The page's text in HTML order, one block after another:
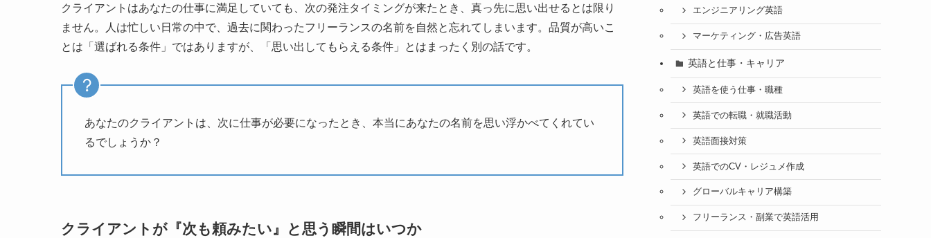
クライアントはあなたの仕事に満足していても、次の発注タイミングが来たとき、真っ先に思い出せるとは限り
ません。人は忙しい日常の中で、過去に関わったフリーランスの名前を自然と忘れてしまいます。品質が高いこ
とは「選ばれる条件」ではありますが、「思い出してもらえる条件」とはまったく別の話です。
あなたのクライアントは、次に仕事が必要になったとき、本当にあなたの名前を思い浮かべてくれてい
るでしょうか？
クライアントが『次も頼みたい』と思う瞬間はいつか
エンジニアリング英語
マーケティング・広告英語
英語と仕事・キャリア
英語を使う仕事・職種
英語での転職・就職活動
英語面接対策
英語でのCV・レジュメ作成
グローバルキャリア構築
フリーランス・副業で英語活用